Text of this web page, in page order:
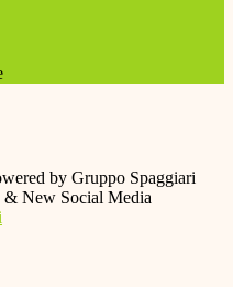
by Gruppo Spaggiari
& New Social Media